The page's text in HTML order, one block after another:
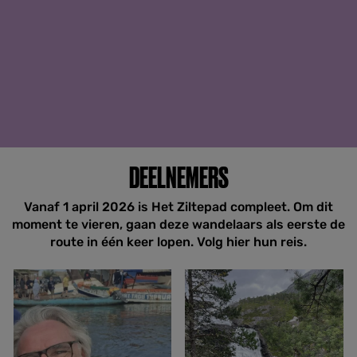
DEELNEMERS
Vanaf 1 april 2026 is Het Ziltepad compleet. Om dit
moment te vieren, gaan deze wandelaars als eerste de
route in één keer lopen. Volg hier hun reis.
T
o
n
L
e
e
A
n
n
e
v
a